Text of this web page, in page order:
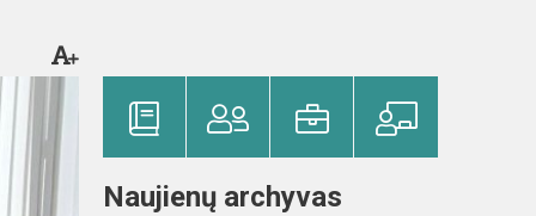
Naujienų archyvas